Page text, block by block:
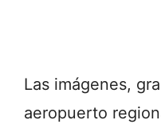
Las imágenes,
aeropuerto